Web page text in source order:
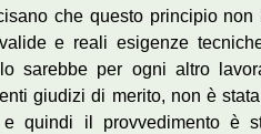
che questo principio
e reali esigenze
lo sarebbe per ogni altro
giudizi di merito, non è
quindi il provvedimento è